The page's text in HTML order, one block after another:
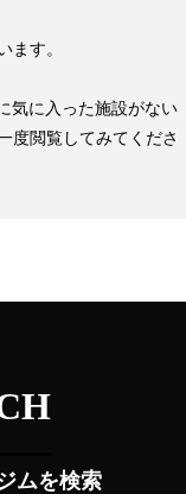
ます。
気に入った施設がない
度閲覧してみてくださ
ムを検索